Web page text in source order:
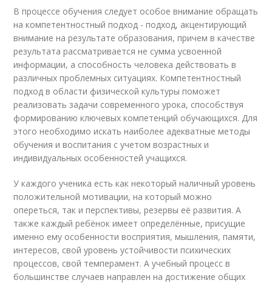
В процессе обучения следует особое внимание обращать
на компетентностный подход - подход, акцентирующий
внимание на результате образования, причем в качестве
результата рассматривается не сумма усвоенной
информации, а способность человека действовать в
различных проблемных ситуациях. Компетентностный
подход в области физической культуры поможет
реализовать задачи современного урока, способствуя
формированию ключевых компетенций обучающихся. Для
этого необходимо искать наиболее адекватные методы
обучения и воспитания с учетом возрастных и
индивидуальных особенностей учащихся.
У каждого ученика есть как некоторый наличный уровень
положительной мотивации, на который можно
опереться, так и перспективы, резервы её развития. А
также каждый ребёнок имеет определённые, присущие
именно ему особенности восприятия, мышления, памяти,
интересов, свой уровень устойчивости психических
процессов, свой темперамент. А учебный процесс в
большинстве случаев направлен на достижение общих